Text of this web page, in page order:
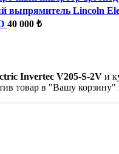
выпрямитель Lincoln
40 000 ₺
Invertec V205-S-2V и
товар в "Вашу корзину"